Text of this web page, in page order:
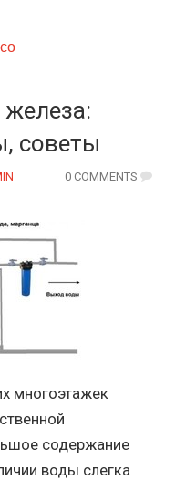
советы
0 COMMENTS
многоэтажек
содержание
воды слегка